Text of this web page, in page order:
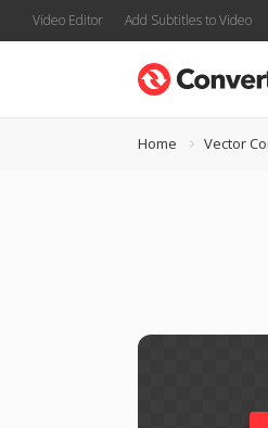
Video Editor Add Subtitles to Video
Home Vector